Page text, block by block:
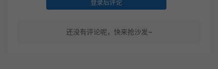
登录后评论
还没有评论呢，快来抢沙发~